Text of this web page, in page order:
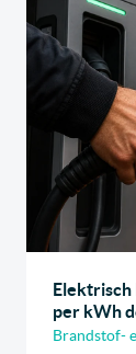
per kWh
Brandstof-